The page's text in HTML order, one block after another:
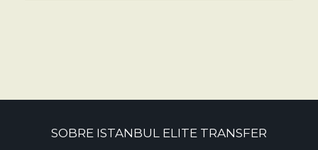
SOBRE ISTANBUL ELITE TRANSFER